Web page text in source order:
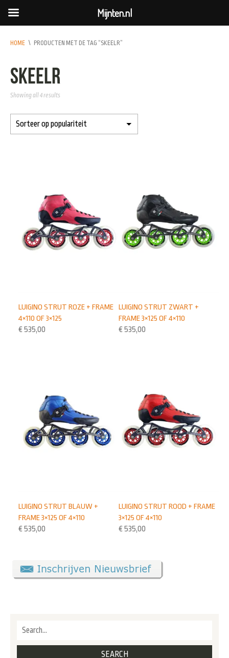
HOME \ PRODUCTEN MET DE TAG “SKEELR”
skeelr
Showing all 4 results
LUIGINO STRUT ZWART +
FRAME 3×125 OF 4×110
€ 535,00
LUIGINO STRUT ROZE + FRAME
4×110 OF 3×125
€ 535,00
LUIGINO STRUT ROOD + FRAME
3×125 OF 4×110
€ 535,00
LUIGINO STRUT BLAUW +
FRAME 3×125 OF 4×110
€ 535,00
Mijnten.nl